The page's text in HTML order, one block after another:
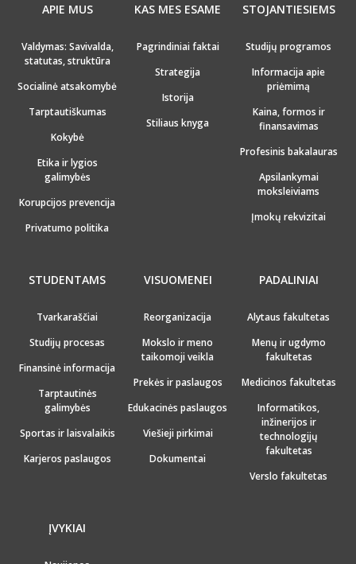
APIE MUS
Valdymas: Savivalda,
statutas, struktūra
Socialinė atsakomybė
Tarptautiškumas
Kokybė
Etika ir lygios
galimybės
Korupcijos prevencija
Privatumo politika
KAS MES ESAME
Pagrindiniai faktai
Strategija
Istorija
Stiliaus knyga
STOJANTIESIEMS
Studijų programos
Informacija apie
priėmimą
Kaina, formos ir
finansavimas
Profesinis bakalauras
Apsilankymai
moksleiviams
Įmokų rekvizitai
STUDENTAMS
Tvarkaraščiai
Studijų procesas
Finansinė informacija
Tarptautinės
galimybės
Sportas ir laisvalaikis
Karjeros paslaugos
VISUOMENEI
Reorganizacija
Mokslo ir meno
taikomoji veikla
Prekės ir paslaugos
Edukacinės paslaugos
Viešieji pirkimai
Dokumentai
PADALINIAI
Alytaus fakultetas
Menų ir ugdymo
fakultetas
Medicinos fakultetas
Informatikos,
inžinerijos ir
technologijų
fakultetas
Verslo fakultetas
ĮVYKIAI